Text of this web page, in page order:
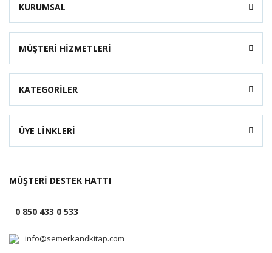
KURUMSAL
MÜŞTERİ HİZMETLERİ
KATEGORİLER
ÜYE LİNKLERİ
MÜŞTERİ DESTEK HATTI
0 850 433 0 533
info@semerkandkitap.com